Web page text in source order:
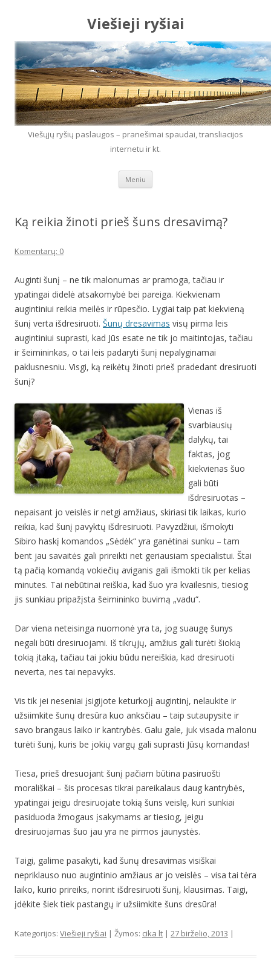
Viešieji ryšiai
Viešųjų ryšių paslaugos – pranešimai spaudai, transliacijos
internetu ir kt.
Meniu
Ką reikia žinoti prieš šuns dresavimą?
Komentarų: 0
Auginti šunį – ne tik malonumas ar pramoga, tačiau ir
ypatingai didelė atsakomybė bei pareiga. Kiekvienam
augintiniui reikia meilės ir rūpesčio. Lygiai taip pat kiekvieną
šunį verta išdresiruoti. Šunų dresavimas visų pirma leis
augintiniui suprasti, kad Jūs esate ne tik jo maitintojas, tačiau
ir šeimininkas, o tai leis padaryti šunį nepalyginamai
paklusnesniu. Visgi, ką reikėtų žinoti prieš pradedant dresiruoti
šunį?
Vienas iš
svarbiausių
dalykų, tai
faktas, jog
kiekvienas šuo
gali būti
išdresiruotas –
nepaisant jo veislės ir netgi amžiaus, skiriasi tik laikas, kurio
reikia, kad šunį pavyktų išdresiruoti. Pavyzdžiui, išmokyti
Sibiro haskį komandos „Sėdėk“ yra ganėtinai sunku – tam
bent jau savaitės gali prireikti net geriausiam specialistui. Štai
tą pačią komandą vokiečių aviganis gali išmokti tik per kelias
minutes. Tai nebūtinai reiškia, kad šuo yra kvailesnis, tiesiog
jis sunkiau pripažįsta šeimininko buvimą „vadu“.
Dar viena neteisinga nuomonė yra ta, jog suaugę šunys
negali būti dresiruojami. Iš tikrųjų, amžius gali turėti šiokią
tokią įtaką, tačiau tai jokiu būdu nereiškia, kad dresiruoti
neverta, nes tai nepavyks.
Vis tik jei neseniai įsigijote keturkojį augintinį, nelaukite ir
užsiimkite šunų dresūra kuo anksčiau – taip sutaupysite ir
savo brangaus laiko ir kantrybės. Galu gale, juk visada malonu
turėti šunį, kuris be jokių vargų gali suprasti Jūsų komandas!
Tiesa, prieš dresuojant šunį pačiam būtina pasiruošti
morališkai – šis procesas tikrai pareikalaus daug kantrybės,
ypatingai jeigu dresiruojate tokią šuns veislę, kuri sunkiai
pasiduoda žmogaus įsakymams ar tiesiog, jeigu
dresiruojamas šuo jau yra ne pirmos jaunystės.
Taigi, galime pasakyti, kad šunų dresavimas visiškai
nepriklauso nuo augintinio amžiaus ar jo veislės – visa tai tėra
laiko, kurio prireiks, norint išdresiruoti šunį, klausimas. Taigi,
įdėkite šiek tiek pastangų ir užsiimkite šuns dresūra!
Kategorijos: Viešieji ryšiai | Žymos: cika lt | 27 birželio, 2013 |